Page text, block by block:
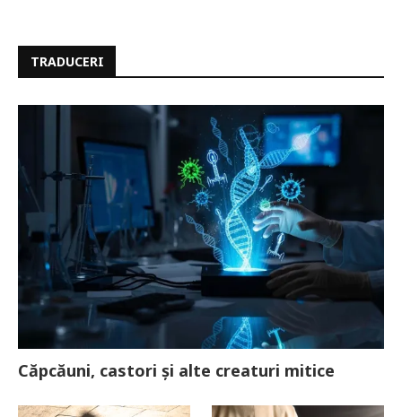
TRADUCERI
Căpcăuni, castori și alte creaturi mitice